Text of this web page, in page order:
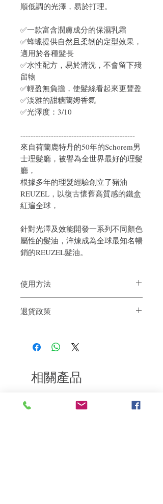
順低調的光澤，易於打理。
✅一款富含潤膚成分的保濕乳霜
✅蜂蠟提供自然且柔韌的定型效果，
適用於各種髮長
✅水性配方，易於清洗，不會留下殘
留物
✅輕盈無負擔，使髮絲看起來更豐盈
✅淡雅的甜糖蘭姆香氣
✅光澤度：3/10
---------------------------------------------
來自荷蘭鹿特丹的50年的Schorem男
士理髮廳，被譽為全世界最好的理髮
廳 ，
根據多年的理髮經驗創立了豬油
REUZEL，以復古懷舊高質感的鐵盒
紅遍全球 ，
針對光澤及效能開發一系列不同顏色
屬性的髮油，淬煉成為全球最知名暢
銷的REUZEL髮油。
使用方法
於吹乾或完全擦乾的頭髮上，並依需求塑
退貨政策
到我們的產品後的前7天內通過電子郵件
相關產品
深層修復